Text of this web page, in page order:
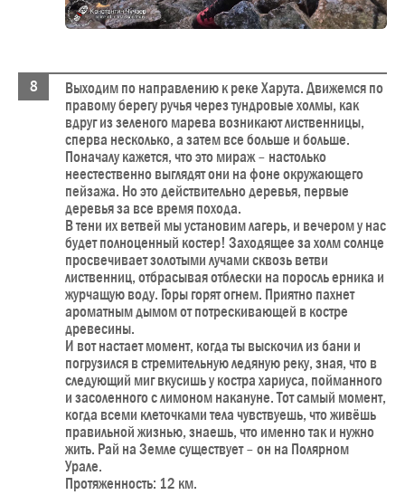
Выходим по направлению к реке Харута. Движемся по
правому берегу ручья через тундровые холмы, как
вдруг из зеленого марева возникают лиственницы,
сперва несколько, а затем все больше и больше.
Поначалу кажется, что это мираж – настолько
неестественно выглядят они на фоне окружающего
пейзажа. Но это действительно деревья, первые
деревья за все время похода.
В тени их ветвей мы установим лагерь, и вечером у нас
будет полноценный костер! Заходящее за холм солнце
просвечивает золотыми лучами сквозь ветви
лиственниц, отбрасывая отблески на поросль ерника и
журчащую воду. Горы горят огнем. Приятно пахнет
ароматным дымом от потрескивающей в костре
древесины.
И вот настает момент, когда ты выскочил из бани и
погрузился в стремительную ледяную реку, зная, что в
следующий миг вкусишь у костра хариуса, пойманного
и засоленного с лимоном накануне. Тот самый момент,
когда всеми клеточками тела чувствуешь, что живёшь
правильной жизнью, знаешь, что именно так и нужно
жить. Рай на Земле существует – он на Полярном
Урале.
Протяженность: 12 км.